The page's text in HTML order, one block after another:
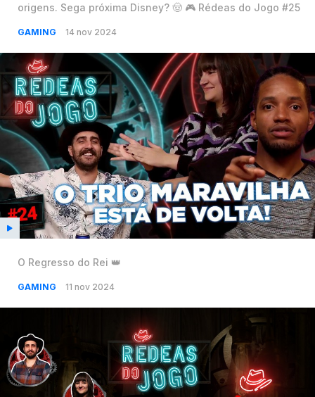
origens. Sega próxima Disney? 🤠 🎮 Rédeas do Jogo #25
GAMING 14 nov 2024
O Regresso do Rei 👑
GAMING 11 nov 2024